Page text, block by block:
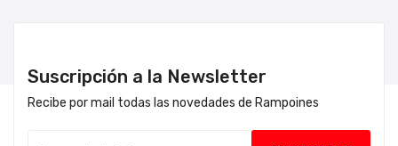
Suscripción a la Newsletter
Recibe por mail todas las novedades de Rampoines